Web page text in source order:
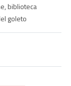
biblioteca
goleto